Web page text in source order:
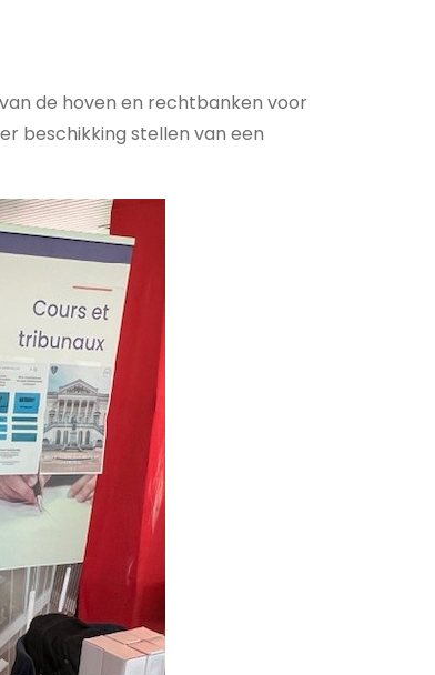
de hoven en rechtbanken voor
beschikking stellen van een